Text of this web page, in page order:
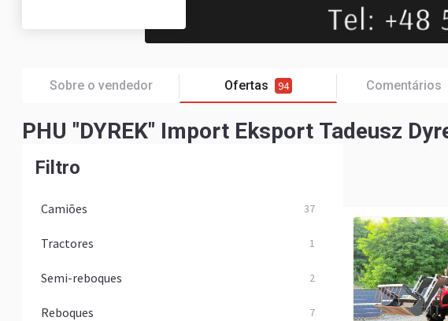
Sobre o vendedor Ofertas 94 Comentários
PHU "DYREK" Import Eksport Tadeusz
Filtro
Camiões 37
Tractores 1
Semi-reboques 2
Reboques 7